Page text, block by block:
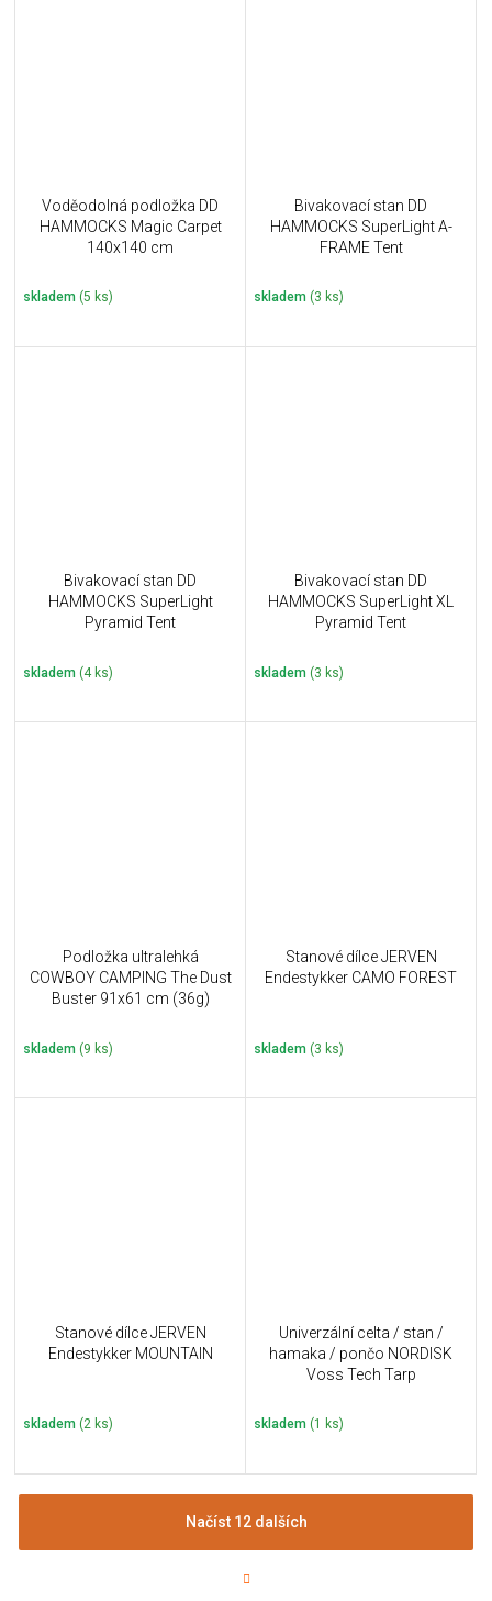
Voděodolná podložka DD
HAMMOCKS Magic Carpet
140x140 cm
skladem (5 ks)
Bivakovací stan DD
HAMMOCKS SuperLight A-
FRAME Tent
skladem (3 ks)
Bivakovací stan DD
HAMMOCKS SuperLight
Pyramid Tent
skladem (4 ks)
Bivakovací stan DD
HAMMOCKS SuperLight XL
Pyramid Tent
skladem (3 ks)
Podložka ultralehká
COWBOY CAMPING The Dust
Buster 91x61 cm (36g)
skladem (9 ks)
Stanové dílce JERVEN
Endestykker CAMO FOREST
skladem (3 ks)
Stanové dílce JERVEN
Endestykker MOUNTAIN
skladem (2 ks)
Univerzální celta / stan /
hamaka / pončo NORDISK
Voss Tech Tarp
skladem (1 ks)
Načíst 12 dalších
t